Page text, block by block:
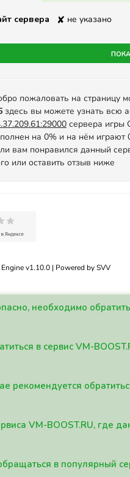
сервера ✘ не указано
пожаловать на страницу
здесь вы можете узнать всю
сервера игры
на 0% и на нём играют
вам понравился данный
или оставить отзыв ниже
v1.10.0 | Powered by SVV
необходимо
в сервис VM-
рекомендуется
VM-BOOST.RU, где
в популярный